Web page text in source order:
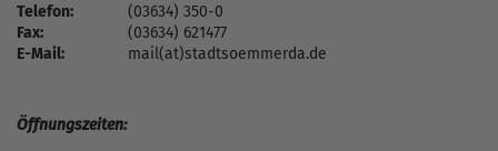
Telefon:
(03634) 350-0
Fax:
(03634) 621477
E-Mail:
mail(at)stadtsoemmerda.de
Öffnungszeiten: